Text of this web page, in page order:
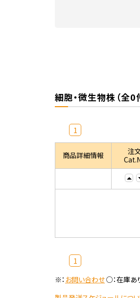
細胞・微生物株（全0
1
商品詳細情報
注
1
※： お問い合わせ○：在庫あ